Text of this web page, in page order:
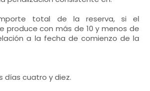
total de la reserva, si el
produce con más de 10 y menos de
a la fecha de comienzo de la
días cuatro y diez.